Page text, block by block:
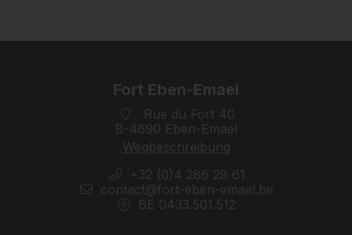
Fort Eben-Emael
Rue du Fort 40
B-4690 Eben-Emael
Wegbeschreibung
+32 (0)4 286 28 61
contact@fort-eben-emael.be
BE 0433.501.512